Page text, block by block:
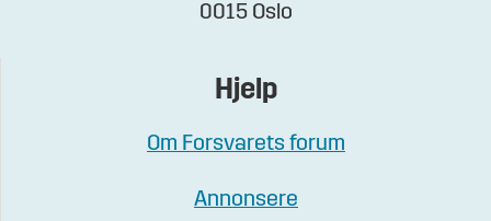
0015 Oslo
Hjelp
Om Forsvarets forum
Annonsere